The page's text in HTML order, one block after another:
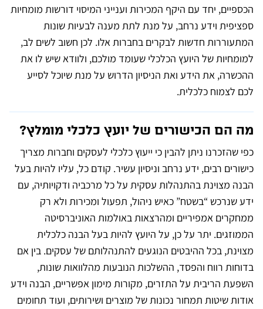
הכספיים, יחד עם היקף המכירות וענייני המיסוי דורשות מומחיות
ספציפית וידע נרחב, על מנת לתת מענה לבעיות שונות
המתעוררות חדשות לבקרים בחברות אלו. לכן חשוב לשים לב,
למומחיות של היועץ הכלכלי שעומד מולכם, ולוודא שיש לו את
ההכשרה, את הידע ואת הניסיון הדרוש על מנת שיוכל לסייע
לכם לצמוח כלכלית.
מה הם הכישורים של יועץ כלכלי מומלץ?
כפי שהזכרנו ניתן להבין כי ייעוץ כלכלי לעסקים וחברות מצריך
כישורים רבים, ידע נרחב וניסיון עשיר. קודם כל, עליו להיות בעל
הבנה מצוינת בהתנהלות עסקית על כל מרכביה ודקויותיה, עם
ידע שנרכש “בשטח” כאיש ניהול, תפעול ומכירות ולא רק
ממחקרים אמפיריים ומהרצאות באולמות האוניברסיטה
הממוזגים. יתר על כן, על היועץ להיות בעל הבנה כלכלית
מצוינת, בכל ההיבטים הנוגעים להתנהלותם של עסקים. בין אם
בדוחות רווח והפסד, ההשלכות הנובעות מהלוואות שונות,
השפעת הריבית על התזרים, מקורות מימון אפשריים, הבנה וידע
אודות שיטות תמחור נכונות של מוצרים ושירותים, ועוד תחומים